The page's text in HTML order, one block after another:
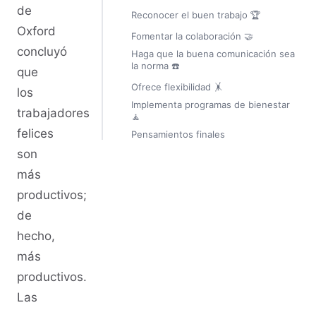
de
Oxford
concluyó
que
los
trabajadores
felices
son
más
productivos;
de
hecho,
más
productivos.
Las
Reconocer el buen trabajo 🏆
Fomentar la colaboración 🤝
Haga que la buena comunicación sea
la norma ☎️
Ofrece flexibilidad 🤸
Implementa programas de bienestar
🧘
Pensamientos finales